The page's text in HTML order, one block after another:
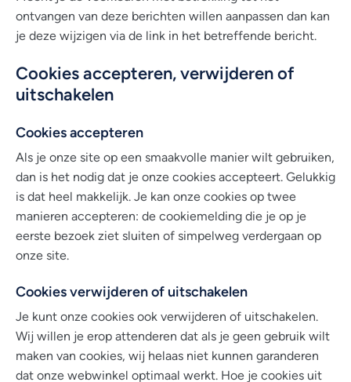
ontvangen van deze berichten willen aanpassen dan kan
je deze wijzigen via de link in het betreffende bericht.
Cookies accepteren, verwijderen of
uitschakelen
Cookies accepteren
Als je onze site op een smaakvolle manier wilt gebruiken,
dan is het nodig dat je onze cookies accepteert. Gelukkig
is dat heel makkelijk. Je kan onze cookies op twee
manieren accepteren: de cookiemelding die je op je
eerste bezoek ziet sluiten of simpelweg verdergaan op
onze site.
Cookies verwijderen of uitschakelen
Je kunt onze cookies ook verwijderen of uitschakelen.
Wij willen je erop attenderen dat als je geen gebruik wilt
maken van cookies, wij helaas niet kunnen garanderen
dat onze webwinkel optimaal werkt. Hoe je cookies uit